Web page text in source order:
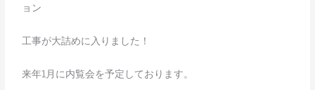
ョン
工事が大詰めに入りました！
来年1月に内覧会を予定しております。